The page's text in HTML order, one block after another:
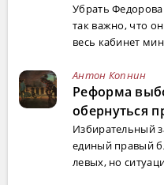
Убрать Федорова
так важно, что
весь кабинет
Антон Копнин
Реформа
обернуться
Избирательный
единый правый
левых, но